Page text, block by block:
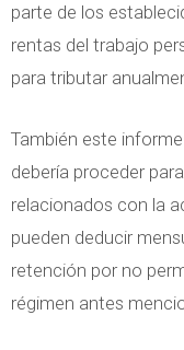
parte de los
rentas del trabajo
para tributar
También este
debería proceder
relacionados con la
pueden deducir
retención por no
régimen antes